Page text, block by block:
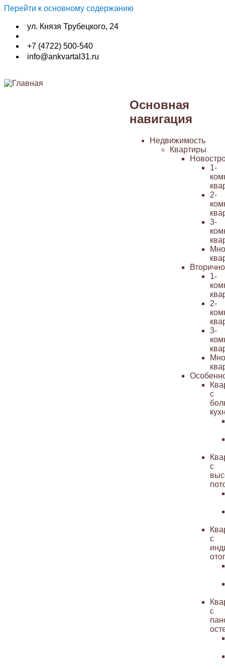
Перейти к основному содержанию
ул. Князя Трубецкого, 24
+7 (4722) 500-540
info@ankvartal31.ru
Основная
навигация
Недвижимость
Квартиры
1-
2-
3-
1-
2-
3-
с
с
с
с